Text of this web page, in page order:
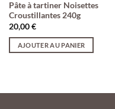
Pâte à tartiner Noisettes
Croustillantes 240g
20,00€
AJOUTER AU PANIER